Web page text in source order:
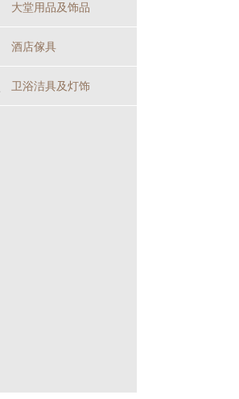
大堂用品及饰品
酒店傢具
卫浴洁具及灯饰